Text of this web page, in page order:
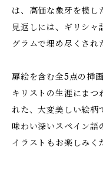
は、高価な象牙を模し
見返しには、ギリシャ
グラムで埋め尽くされ
扉絵を含む全5点の挿
キリストの生涯にまつ
れた、大変美しい絵柄
味わい深いスペイン語
イラストもお楽しみく